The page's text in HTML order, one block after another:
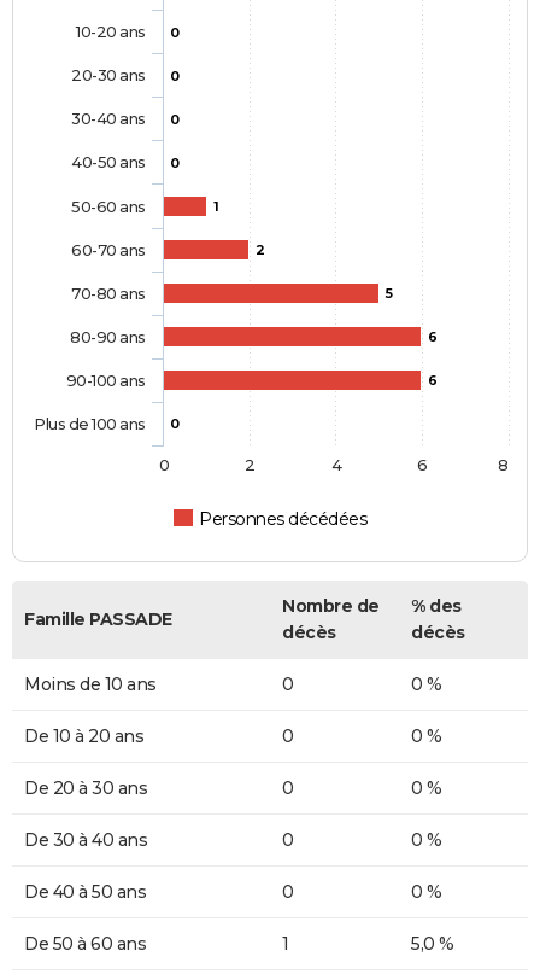
0
0
0
0
1
2
5
6
6
0
Personnes décédées
10-20 ans
20-30 ans
30-40 ans
40-50 ans
50-60 ans
60-70 ans
70-80 ans
80-90 ans
90-100 ans
Plus de 100 ans
0 2 4 6 8
Famille PASSADE
Nombre de
décès
% des
décès
Moins de 10 ans 0 0 %
De 10 à 20 ans 0 0 %
De 20 à 30 ans 0 0 %
De 30 à 40 ans 0 0 %
De 40 à 50 ans 0 0 %
De 50 à 60 ans 1 5,0 %